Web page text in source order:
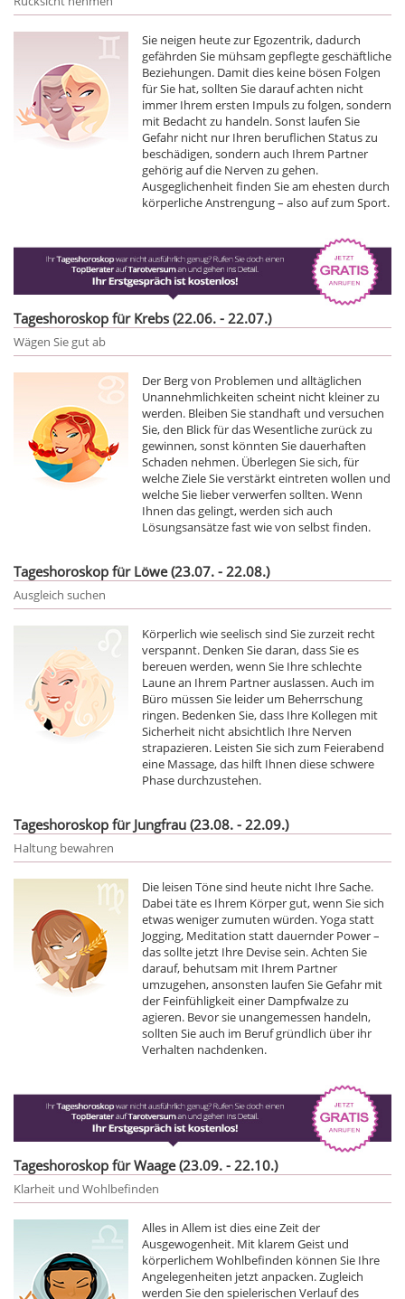
Sie neigen heute zur Egozentrik, dadurch
gefährden Sie mühsam gepflegte geschäftliche
Beziehungen. Damit dies keine bösen Folgen
für Sie hat, sollten Sie darauf achten nicht
immer Ihrem ersten Impuls zu folgen, sondern
mit Bedacht zu handeln. Sonst laufen Sie
Gefahr nicht nur Ihren beruflichen Status zu
beschädigen, sondern auch Ihrem Partner
gehörig auf die Nerven zu gehen.
Ausgeglichenheit finden Sie am ehesten durch
körperliche Anstrengung – also auf zum Sport.
Tageshoroskop für Krebs (22.06. - 22.07.)
Wägen Sie gut ab
Der Berg von Problemen und alltäglichen
Unannehmlichkeiten scheint nicht kleiner zu
werden. Bleiben Sie standhaft und versuchen
Sie, den Blick für das Wesentliche zurück zu
gewinnen, sonst könnten Sie dauerhaften
Schaden nehmen. Überlegen Sie sich, für
welche Ziele Sie verstärkt eintreten wollen und
welche Sie lieber verwerfen sollten. Wenn
Ihnen das gelingt, werden sich auch
Lösungsansätze fast wie von selbst finden.
Tageshoroskop für Löwe (23.07. - 22.08.)
Ausgleich suchen
Körperlich wie seelisch sind Sie zurzeit recht
verspannt. Denken Sie daran, dass Sie es
bereuen werden, wenn Sie Ihre schlechte
Laune an Ihrem Partner auslassen. Auch im
Büro müssen Sie leider um Beherrschung
ringen. Bedenken Sie, dass Ihre Kollegen mit
Sicherheit nicht absichtlich Ihre Nerven
strapazieren. Leisten Sie sich zum Feierabend
eine Massage, das hilft Ihnen diese schwere
Phase durchzustehen.
Tageshoroskop für Jungfrau (23.08. - 22.09.)
Haltung bewahren
Die leisen Töne sind heute nicht Ihre Sache.
Dabei täte es Ihrem Körper gut, wenn Sie sich
etwas weniger zumuten würden. Yoga statt
Jogging, Meditation statt dauernder Power –
das sollte jetzt Ihre Devise sein. Achten Sie
darauf, behutsam mit Ihrem Partner
umzugehen, ansonsten laufen Sie Gefahr mit
der Feinfühligkeit einer Dampfwalze zu
agieren. Bevor sie unangemessen handeln,
sollten Sie auch im Beruf gründlich über ihr
Verhalten nachdenken.
Tageshoroskop für Waage (23.09. - 22.10.)
Klarheit und Wohlbefinden
Alles in Allem ist dies eine Zeit der
Ausgewogenheit. Mit klarem Geist und
körperlichem Wohlbefinden können Sie Ihre
Angelegenheiten jetzt anpacken. Zugleich
werden Sie den spielerischen Verlauf des